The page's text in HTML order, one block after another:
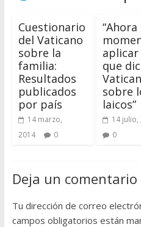
Cuestionario
del Vaticano
sobre la
familia:
Resultados
publicados
por país
14 marzo,
2014
0
“Ahora
aplicar
que
sobre
laicos”
14 julio,
0
Deja un comentario
Tu dirección de correo
campos obligatorios están